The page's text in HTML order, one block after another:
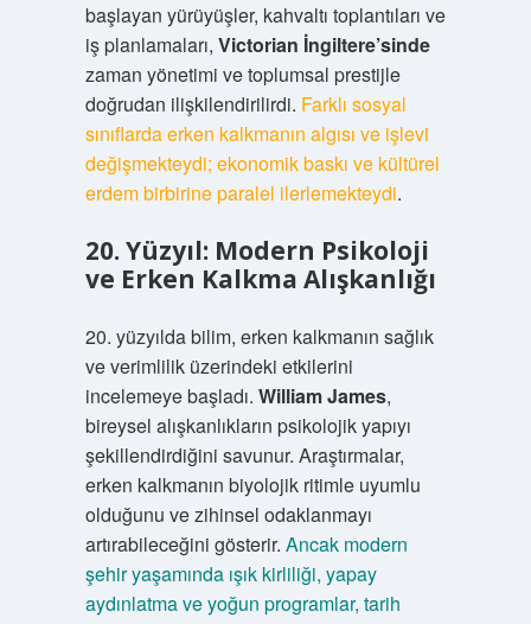
başlayan yürüyüşler, kahvaltı toplantıları ve
iş planlamaları, Victorian İngiltere’sinde
zaman yönetimi ve toplumsal prestijle
doğrudan ilişkilendirilirdi. Farklı sosyal
sınıflarda erken kalkmanın algısı ve işlevi
değişmekteydi; ekonomik baskı ve kültürel
erdem birbirine paralel ilerlemekteydi.
20. Yüzyıl: Modern Psikoloji
ve Erken Kalkma Alışkanlığı
20. yüzyılda bilim, erken kalkmanın sağlık
ve verimlilik üzerindeki etkilerini
incelemeye başladı. William James,
bireysel alışkanlıkların psikolojik yapıyı
şekillendirdiğini savunur. Araştırmalar,
erken kalkmanın biyolojik ritimle uyumlu
olduğunu ve zihinsel odaklanmayı
artırabileceğini gösterir. Ancak modern
şehir yaşamında ışık kirliliği, yapay
aydınlatma ve yoğun programlar, tarih